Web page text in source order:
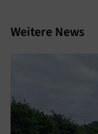
Weitere News